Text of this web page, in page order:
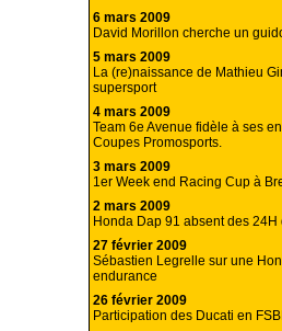
6 mars 2009
David Morillon cherche un
5 mars 2009
La (re)naissance de Mathieu
supersport
4 mars 2009
Team 6e Avenue fidèle à ses
Coupes Promosports.
3 mars 2009
1er Week end Racing Cup à
2 mars 2009
Honda Dap 91 absent des
27 février 2009
Sébastien Legrelle sur une
endurance
26 février 2009
Participation des Ducati en